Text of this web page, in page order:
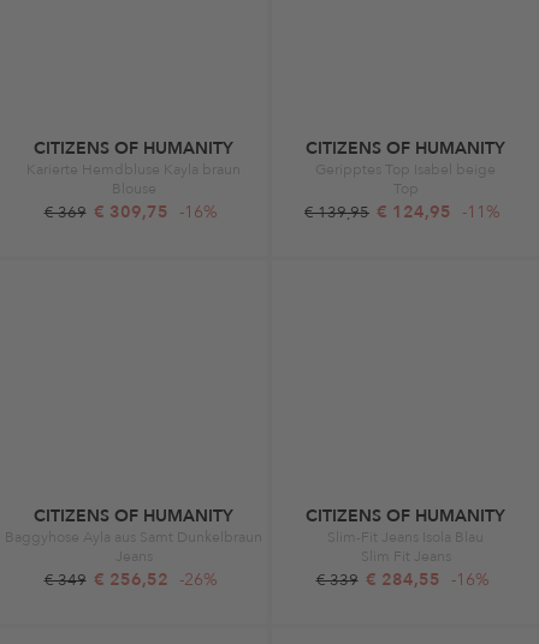
CITIZENS OF HUMANITY
Karierte Hemdbluse Kayla braun
Blouse
€ 369 € 309,75 -16%
CITIZENS OF HUMANITY
Geripptes Top Isabel beige
Top
€ 139,95 € 124,95 -11%
CITIZENS OF HUMANITY
Baggyhose Ayla aus Samt Dunkelbraun
Jeans
€ 349 € 256,52 -26%
CITIZENS OF HUMANITY
Slim-Fit Jeans Isola Blau
Slim Fit Jeans
€ 339 € 284,55 -16%